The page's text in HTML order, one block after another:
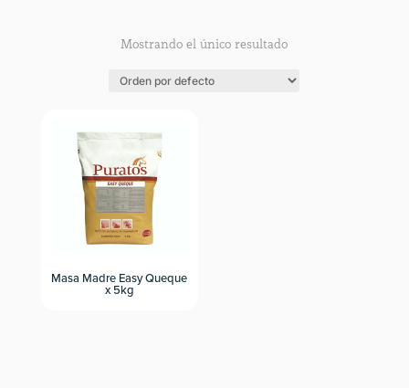
Mostrando el único resultado
Masa Madre Easy Queque
x 5kg